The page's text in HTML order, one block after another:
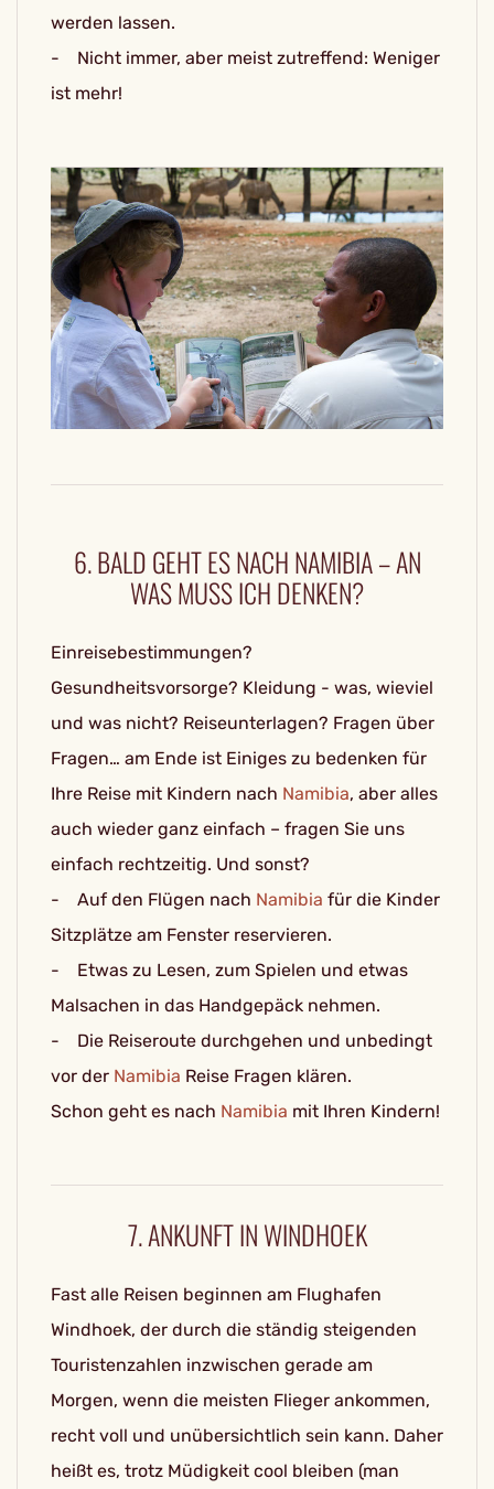
werden lassen.
- Nicht immer, aber meist zutreffend: Weniger
ist mehr!
6. BALD GEHT ES NACH NAMIBIA – AN
WAS MUSS ICH DENKEN?
Einreisebestimmungen?
Gesundheitsvorsorge? Kleidung - was, wieviel
und was nicht? Reiseunterlagen? Fragen über
Fragen… am Ende ist Einiges zu bedenken für
Ihre Reise mit Kindern nach Namibia, aber alles
auch wieder ganz einfach – fragen Sie uns
einfach rechtzeitig. Und sonst?
- Auf den Flügen nach Namibia für die Kinder
Sitzplätze am Fenster reservieren.
- Etwas zu Lesen, zum Spielen und etwas
Malsachen in das Handgepäck nehmen.
- Die Reiseroute durchgehen und unbedingt
vor der Namibia Reise Fragen klären.
Schon geht es nach Namibia mit Ihren Kindern!
7. ANKUNFT IN WINDHOEK
Fast alle Reisen beginnen am Flughafen
Windhoek, der durch die ständig steigenden
Touristenzahlen inzwischen gerade am
Morgen, wenn die meisten Flieger ankommen,
recht voll und unübersichtlich sein kann. Daher
heißt es, trotz Müdigkeit cool bleiben (man